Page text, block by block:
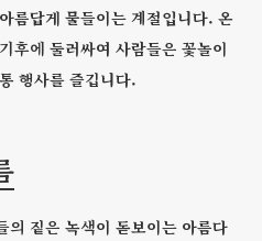
름답게 물들이는 계절입니다. 온
후에 둘러싸여 사람들은 꽃놀이
행사를 즐깁니다.
의 짙은 녹색이 돋보이는 아름다